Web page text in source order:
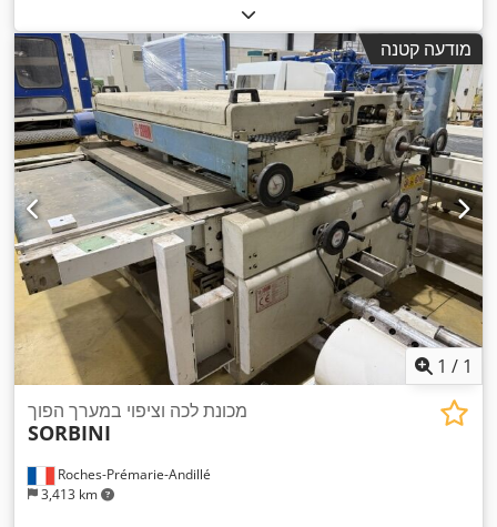
מודעה קטנה
1 / 1
Roches-Prémarie-Andillé
3,413 km
מכונת לכה וציפוי במערך הפוך
SORBINI